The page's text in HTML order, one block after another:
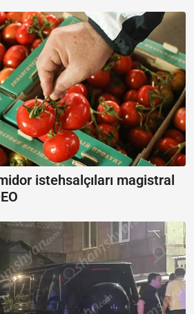
istehsalçıları magistral